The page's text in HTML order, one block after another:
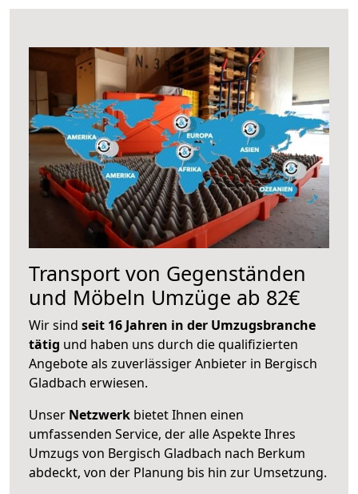
Transport von Gegenständen
und Möbeln Umzüge ab 82€
Wir sind seit 16 Jahren in der Umzugsbranche
tätig und haben uns durch die qualifizierten
Angebote als zuverlässiger Anbieter in Bergisch
Gladbach erwiesen.
Unser Netzwerk bietet Ihnen einen
umfassenden Service, der alle Aspekte Ihres
Umzugs von Bergisch Gladbach nach Berkum
abdeckt, von der Planung bis hin zur Umsetzung.